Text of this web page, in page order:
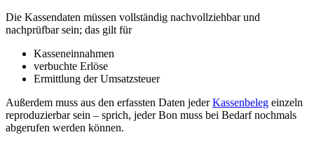
Die Kassendaten müssen vollständig nachvollziehbar und
nachprüfbar sein; das gilt für
Kasseneinnahmen
verbuchte Erlöse
Ermittlung der Umsatzsteuer
Außerdem muss aus den erfassten Daten jederKassenbeleg einzeln
reproduzierbar sein – sprich, jeder Bon muss bei Bedarf nochmals
abgerufen werden können.